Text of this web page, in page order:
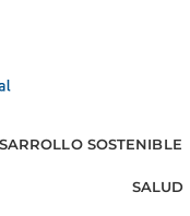
SOSTENIBLE
SALUD